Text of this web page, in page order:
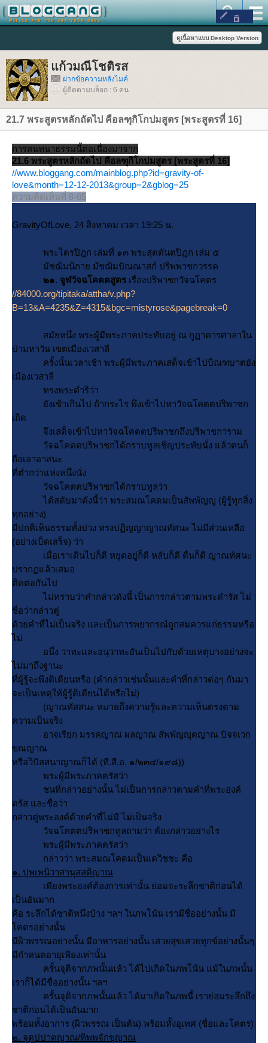
ก้วมณีโชติรส
ฝากข้อความหลังไมค์
ผู้ติดตามบล็อก : 6 คน
21.7 พระสูตรหลักถัดไป คือลฑุกิโกปมสูตร [พระสูตรที่ 16]
การสนทนาธรรมนี้ต่อเนื่องมาจาก
21.6 พระสูตรหลักถัดไป คือลฑุกิโกปมสูตร [พระสูตรที่ 16]
//www.bloggang.com/mainblog.php?id=gravity-of-
love&month=12-12-2013&group=2&gblog=25
ความคิดเห็นที่ 8-65
GravityOfLove, 24 สิงหาคม เวลา 19:25 น.
พระไตรปิฎก เล่มที่ ๑๓ พระสุตตันตปิฎก เล่ม ๕
มัชฌิมนิกาย มัชฌิมปัณณาสก์ ปริพพาชกวรรค
๒๑. จูฬวัจฉโคตตสูตร เรื่องปริพาชกวัจฉโคตร
//84000.org/tipitaka/attha/v.php?
B=13&A=4235&Z=4315&bgc=mistyrose&pagebreak=0
สมัยหนึ่ง พระผู้มีพระภาคประทับอยู่ ณ กูฏาคารศาลาใน
ป่ามหาวัน เขตเมืองเวสาลี
ครั้งนั้นเวลาเช้า พระผู้มีพระภาคเสด็จเข้าไปบิณฑบาตยัง
เมืองเวสาลี
ทรงพระดำริว่า
ังเช้าเกินไป ถ้ากระไร พึงเข้าไปหาวัจฉโคตตปริพาชก
เถิด
จึงเสด็จเข้าไปหาวัจฉโคตตปริพาชกถึงปริพาชการาม
วัจฉโคตตปริพาชกได้กราบทูลเชิญประทับนั่ง แล้วตนก็
ถือเอาอาสนะ
ที่ต่ำกว่าแห่งหนึ่งนั่ง
วัจฉโคตตปริพาชกได้กราบทูลว่า
ได้สดับมาดังนี้ว่า พระสมณโคดมเป็นสัพพัญญู (ผู้รู้ทุกสิ่ง
ทุกอย่าง)
มีปกติเห็นธรรมทั้งปวง ทรงปฏิญญาญาณทัศนะ ไม่มีส่วนเหลือ
(อย่างเบ็ดเสร็จ) ว่า
เมื่อเราเดินไปก็ดี หยุดอยู่ก็ดี หลับก็ดี ตื่นก็ดี ญาณทัศนะ
ปรากฏแล้วเสมอ
ติดต่อกันไป
ไม่ทราบว่าคำกล่าวดังนี้ เป็นการกล่าวตามพระดำรัส ไม่
ชื่อว่ากล่าวตู่
ด้วยคำที่ไม่เป็นจริง และเป็นการพยากรณ์ถูกสมควรแก่ธรรมหรือ
ไม่
อนึ่ง วาทะและอนุวาทะอันเป็นไปกับด้วยเหตุบางอย่างจะ
ไม่มาถึงฐานะ
ที่ผู้รู้จะพึงติเตียนหรือ (คำกล่าวเช่นนั้นและคำที่กล่าวต่อๆ กันมา
จะเป็นเหตุให้ผู้รู้ติเตียนได้หรือไม่)
(ญาณทัสสนะ หมายถึงความรู้และความเห็นตรงตาม
ความเป็นจริง
อาจเรียก มรรคญาณ ผลญาณ สัพพัญญุตญาณ ปัจจเวก
ขณญาณ
หรือวิปัสสนาญาณก็ได้ (ที.สี.อ. ๑/๒๓๔/๑๙๘))
พระผู้มีพระภาคตรัสว่า
ชนที่กล่าวอย่างนั้น ไม่เป็นการกล่าวตามคำที่พระองค์
ตรัส และชื่อว่า
กล่าวตู่พระองค์ด้วยคำที่ไม่มี ไม่เป็นจริง
วัจฉโคตตปริพาชกทูลถามว่า ต้องกล่าวอย่างไร
พระผู้มีพระภาคตรัสว่า
กล่าวว่า พระสมณโคดมเป็นเตวิชชะ คือ
๑. ปุพเพนิวาสานุสสติญาณ
เพียงพระองค์ต้องการเท่านั้น ย่อมจะระลึกชาติก่อนได้
เป็นอันมาก
คือ ระลึกได้ชาติหนึ่งบ้าง ฯลฯ ในภพโน้น เรามีชื่ออย่างนั้น มี
คตรอย่างนั้น
มีผิวพรรณอย่างนั้น มีอาหารอย่างนั้น เสวยสุขเสวยทุกข์อย่างนั้นๆ
มีกำหนดอายุเพียงเท่านั้น
ครั้นจุติจากภพนั้นแล้ว ได้ไปเกิดในภพโน้น แม้ในภพนั้น
เราก็ได้มีชื่ออย่างนั้น ฯลฯ
ครั้นจุติจากภพนั้นแล้ว ได้มาเกิดในภพนี้ เราย่อมระลึกถึง
ชาติก่อนได้เป็นอันมาก
พร้อมทั้งอาการ (ผิวพรรณ เป็นต้น) พร้อมทั้งอุเทศ (ชื่อและโคตร)
๒. จุตูปปาตญาณ/ทิพพจักขุญาณ